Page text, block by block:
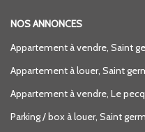
NOS ANNONCES
Appartement à vendre, Saint
Appartement à louer, Saint
Appartement à vendre, Le pecq
Parking / box à louer, Saint